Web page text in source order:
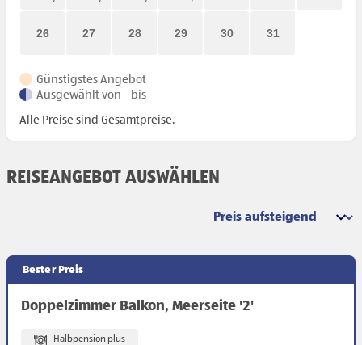
26 27 28 29 30 31
Günstigstes Angebot
Ausgewählt von - bis
Alle Preise sind Gesamtpreise.
REISEANGEBOT AUSWÄHLEN
Bester Preis
Doppelzimmer Balkon, Meerseite '2'
Halbpension plus